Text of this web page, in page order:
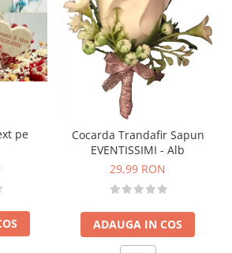
pe
Cocarda Trandafir Sapun
EVENTISSIMI - Alb
29,99 RON
ADAUGA IN COS